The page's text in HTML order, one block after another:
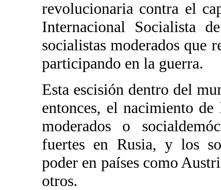
revolucionaria contra el
Internacional Socialista
socialistas moderados que
participando en la guerra.
Esta escisión dentro del
entonces, el nacimiento
moderados o
fuertes en Rusia, y los
poder en países como
otros.